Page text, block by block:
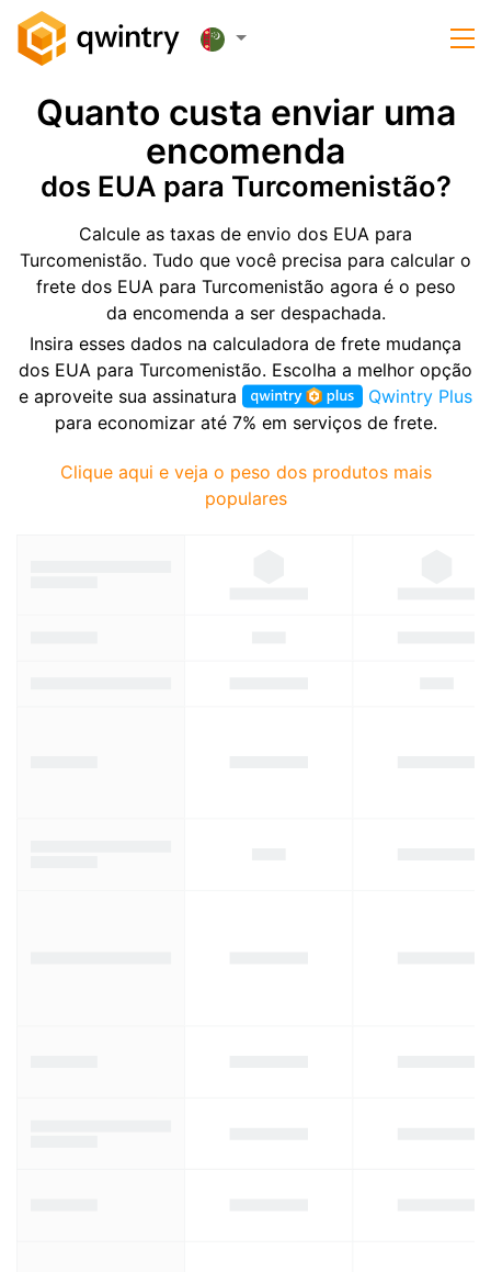
Quanto custa enviar uma
encomenda
dos EUA para Turcomenistão?
Calcule as taxas de envio dos EUA para
Turcomenistão. Tudo que você precisa para calcular o
frete dos EUA para Turcomenistão agora é o peso
da encomenda a ser despachada.
Insira esses dados na calculadora de frete mudança
dos EUA para Turcomenistão. Escolha a melhor opção
e aproveite sua assinatura
Qwintry Plus
para economizar até 7% em serviços de frete.
Clique aqui e veja o peso dos produtos mais
populares